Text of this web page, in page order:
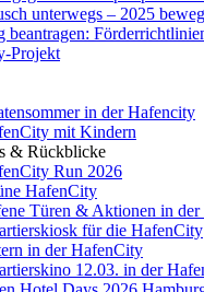
unterwegs – 2025
beantragen:
Projekt
in der Hafencity
mit Kindern
& Rückblicke
Run 2026
HafenCity
Türen & Aktionen in
für die HafenCity
in der HafenCity
12.03. in der